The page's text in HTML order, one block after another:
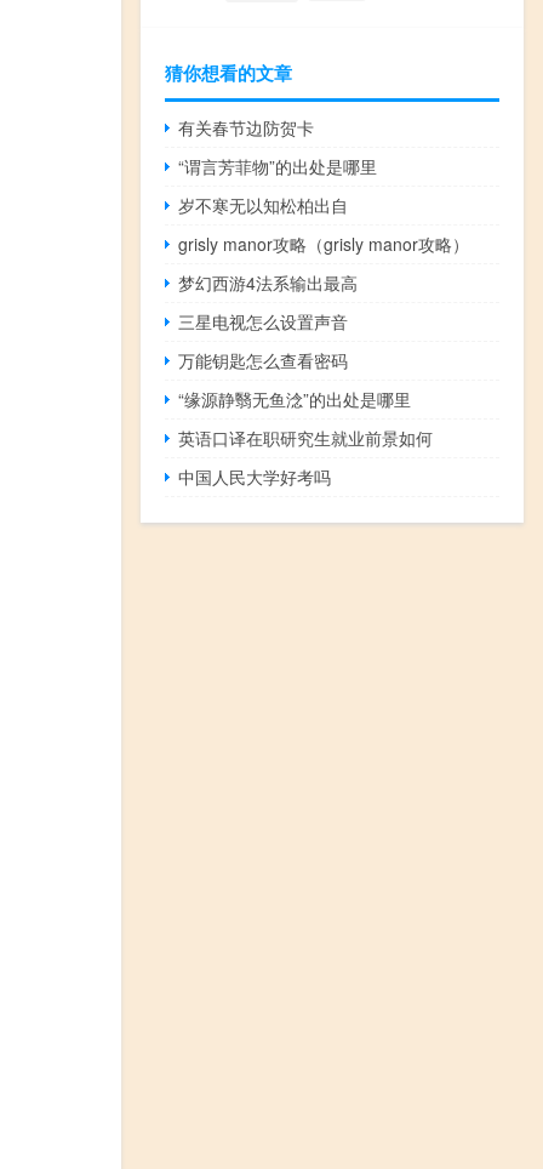
猜你想看的文章
有关春节边防贺卡
“谓言芳菲物”的出处是哪里
岁不寒无以知松柏出自
grisly manor攻略（grisly manor攻略）
梦幻西游4法系输出最高
三星电视怎么设置声音
万能钥匙怎么查看密码
“缘源静翳无鱼淰”的出处是哪里
英语口译在职研究生就业前景如何
中国人民大学好考吗